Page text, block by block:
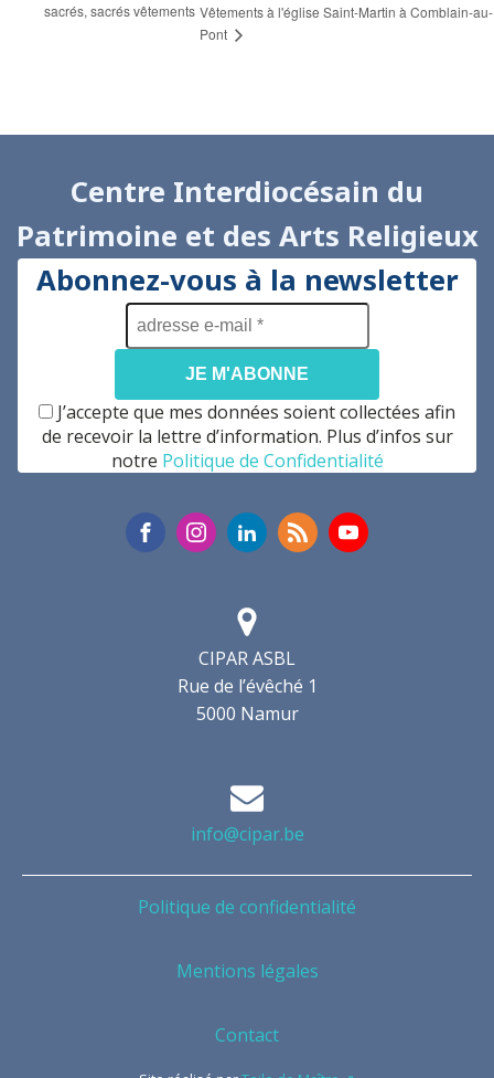
sacrés, sacrés vêtements Vêtements à l'église Saint-Martin à Comblain-au-
Pont
Centre Interdiocésain du
Patrimoine et des Arts Religieux
CIPAR ASBL
Rue de l’évêché 1
5000 Namur
info@cipar.be
Politique de confidentialité
Mentions légales
Contact
Abonnez-vous à la newsletter
adresse
e-
mail
*
J’accepte que mes données soient collectées afin
de recevoir la lettre d’information. Plus d’infos sur
notre Politique de Confidentialité